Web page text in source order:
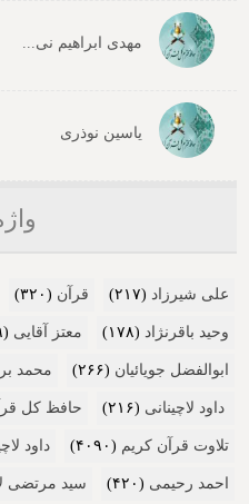
مهدی ابراهیم نی...
یاسین نوذری
علی شیرزاد (۲۱۷) قرآن (۳۲۰)
وحید باقرنژاد (۱۷۸) معتز آقایی (۱۵۹)
ابوالفضل جویائیان (۲۶۶) محمد
داود لاچینانی (۲۱۶) حافظ کل
تلاوت قرآن کریم (۴۰۹۰) داود
احمد رحیمی (۴۲۰) سید مرتضی